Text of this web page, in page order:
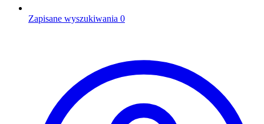
Zapisane wyszukiwania 0